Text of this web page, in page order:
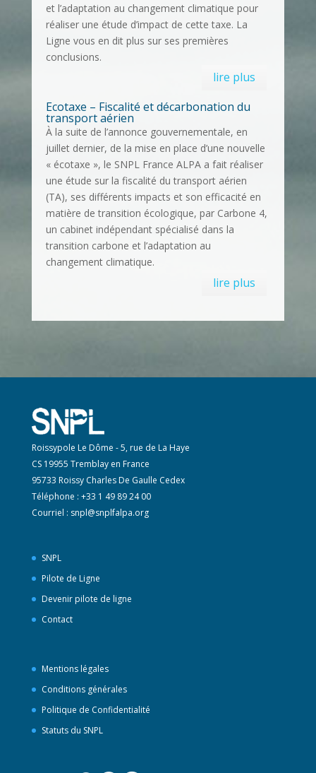
et l’adaptation au changement climatique pour
réaliser une étude d’impact de cette taxe. La
Ligne vous en dit plus sur ses premières
conclusions.
lire plus
Ecotaxe – Fiscalité et décarbonation du
transport aérien
À la suite de l’annonce gouvernementale, en
juillet dernier, de la mise en place d’une nouvelle
« écotaxe », le SNPL France ALPA a fait réaliser
une étude sur la fiscalité du transport aérien
(TA), ses différents impacts et son efficacité en
matière de transition écologique, par Carbone 4,
un cabinet indépendant spécialisé dans la
transition carbone et l’adaptation au
changement climatique.
lire plus
Roissypole Le Dôme - 5, rue de La Haye
CS 19955 Tremblay en France
95733 Roissy Charles De Gaulle Cedex
Téléphone : +33 1 49 89 24 00
Courriel : snpl@snplfalpa.org
SNPL
Pilote de Ligne
Devenir pilote de ligne
Contact
Mentions légales
Conditions générales
Politique de Confidentialité
Statuts du SNPL